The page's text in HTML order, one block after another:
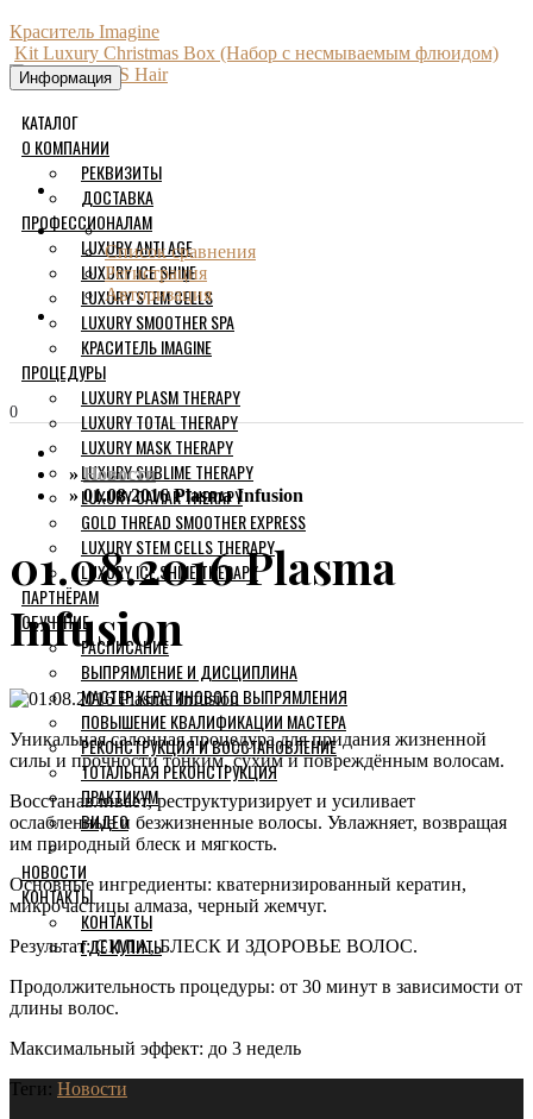
Краситель Imagine
Kit Luxury Christmas Box (Набор с несмываемым флюидом)
Информация
КАТАЛОГ
О КОМПАНИИ
РЕКВИЗИТЫ
ДОСТАВКА
ПРОФЕССИОНАЛАМ
LUXURY ANTI AGE
LUXURY ICE SHINE
LUXURY STEM CELLS
LUXURY SMOOTHER SPA
КРАСИТЕЛЬ IMAGINE
ПРОЦЕДУРЫ
LUXURY PLASM THERAPY
LUXURY TOTAL THERAPY
LUXURY MASK THERAPY
LUXURY SUBLIME THERAPY
LUXURY CAVIAR THERAPY
GOLD THREAD SMOOTHER EXPRESS
LUXURY STEM CELLS THERAPY
LUXURY ICE SHINE THERAPY
ПАРТНЁРАМ
ОБУЧЕНИЕ
РАСПИСАНИЕ
ВЫПРЯМЛЕНИЕ И ДИСЦИПЛИНА
МАСТЕР КЕРАТИНОВОГО ВЫПРЯМЛЕНИЯ
ПОВЫШЕНИЕ КВАЛИФИКАЦИИ МАСТЕРА
РЕКОНСТРУКЦИЯ И ВОССТАНОВЛЕНИЕ
ТОТАЛЬНАЯ РЕКОНСТРУКЦИЯ
ПРАКТИКУМ
ВИДЕО
НОВОСТИ
КОНТАКТЫ
КОНТАКТЫ
ГДЕ КУПИТЬ
Список сравнения
Регистрация
Авторизация
0
Новости
01.08.2016 Plasma Infusion
01.08.2016 Plasma
Infusion
Уникальная салонная процедура для придания жизненной
силы и прочности тонким, сухим и повреждённым волосам.
Восстанавливает, реструктуризирует и усиливает
ослабленные и безжизненные волосы. Увлажняет, возвращая
им природный блеск и мягкость.
Основные ингредиенты: кватернизированный кератин,
микрочастицы алмаза, черный жемчуг.
Результат: СИЛА, БЛЕСК И ЗДОРОВЬЕ ВОЛОС.
Продолжительность процедуры: от 30 минут в зависимости от
длины волос.
Максимальный эффект: до 3 недель
Теги: Новости